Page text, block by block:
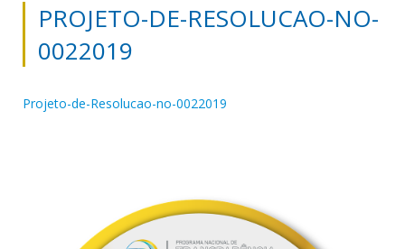
PROJETO-DE-RESOLUCAO-NO-
0022019
Projeto-de-Resolucao-no-0022019